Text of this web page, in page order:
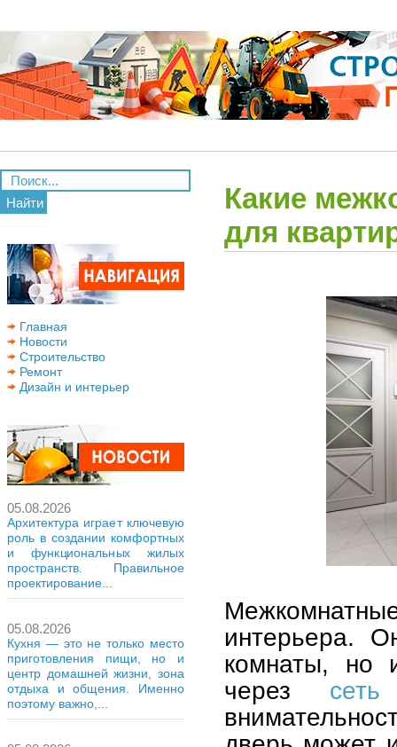
Найти
Главная
Новости
Строительство
Ремонт
Дизайн и интерьер
05.08.2026
Архитектура играет ключевую
роль в создании комфортных
и функциональных жилых
пространств. Правильное
проектирование...
05.08.2026
Кухня — это не только место
приготовления пищи, но и
центр домашней жизни, зона
отдыха и общения. Именно
поэтому важно,...
Какие
для
интерьера.
комнаты, но
через